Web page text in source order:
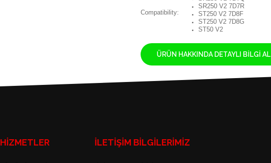
Compatibility:
SR250 V2 7D7R
ST250 V2 7D8F
ST250 V2 7D8G
ST50 V2
ÜRÜN HAKKINDA DETAYLI BILGI AL
HİZMETLER İLETIŞIM BILGILERIMIZ